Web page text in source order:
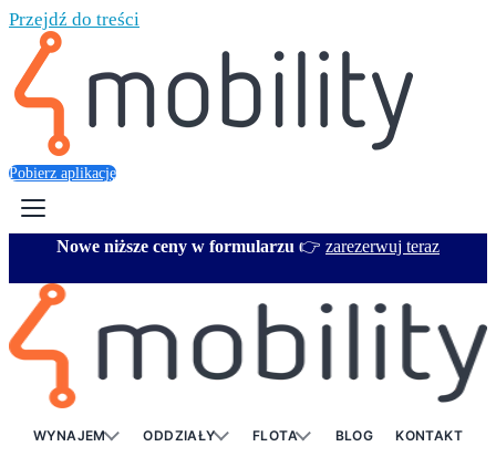
Przejdź do treści
Pobierz aplikację
Nowe niższe ceny w formularzu 👉 zarezerwuj teraz
WYNAJEM ODDZIAŁY FLOTA BLOG KONTAKT